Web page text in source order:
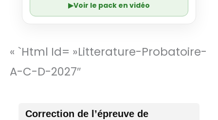
▶Voir le pack en vidéo
« `html Id= »litterature-Probatoire-
A-C-D-2027″
Correction de l’épreuve de